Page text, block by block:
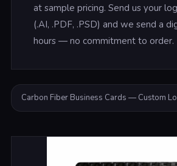
at sample pricing. Send us your
(.AI, .PDF, .PSD) and we send a
hours — no commitment to order.
Carbon Fiber Business Cards — Custom